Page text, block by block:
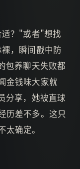
？"或者"想找
，瞬间戳中防
包养聊天失败都
金钱味大家就
分享，她被直球
历差不多。这只
确定。